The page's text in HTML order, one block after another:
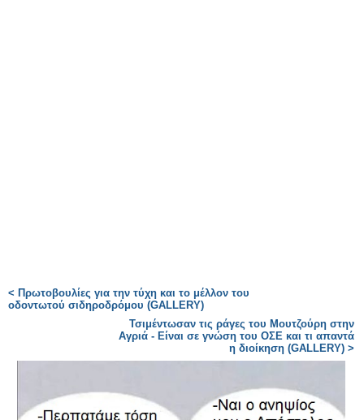
< Πρωτοβουλίες για την τύχη και το μέλλον του
οδοντωτού σιδηροδρόμου (GALLERY)
Τσιμέντωσαν τις ράγες του Μουτζούρη στην
Αγριά - Είναι σε γνώση του ΟΣΕ και τι απαντά
η διοίκηση (GALLERY) >